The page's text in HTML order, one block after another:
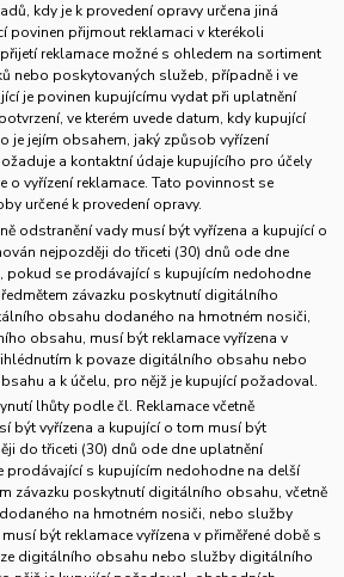
kdy je k provedení opravy určena jiná
povinen přijmout reklamaci v kterékoli
reklamace možné s ohledem na sortiment
nebo poskytovaných služeb, případně i ve
je povinen kupujícímu vydat při uplatnění
ve kterém uvede datum, kdy kupující
je jejím obsahem, jaký způsob vyřízení
a kontaktní údaje kupujícího pro účely
o vyřízení reklamace. Tato povinnost se
určené k provedení opravy.
odstranění vady musí být vyřízena a kupující o
nejpozději do třiceti (30) dnů ode dne
pokud se prodávající s kupujícím nedohodne
závazku poskytnutí digitálního
obsahu dodaného na hmotném nosiči,
obsahu, musí být reklamace vyřízena v
k povaze digitálního obsahu nebo
a k účelu, pro nějž je kupující požadoval.
lhůty podle čl. Reklamace včetně
být vyřízena a kupující o tom musí být
do třiceti (30) dnů ode dne uplatnění
prodávající s kupujícím nedohodne na delší
závazku poskytnutí digitálního obsahu, včetně
na hmotném nosiči, nebo služby
být reklamace vyřízena v přiměřené době s
digitálního obsahu nebo služby digitálního